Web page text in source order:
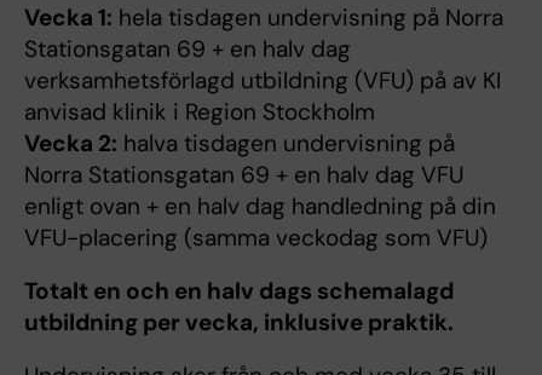
Vecka 1: hela tisdagen undervisning på Norra
Stationsgatan 69 + en halv dag
verksamhetsförlagd utbildning (VFU) på av KI
anvisad klinik i Region Stockholm
Vecka 2: halva tisdagen undervisning på
Norra Stationsgatan 69 + en halv dag VFU
enligt ovan + en halv dag handledning på din
VFU-placering (samma veckodag som VFU)
Totalt en och en halv dags schemalagd
utbildning per vecka, inklusive praktik.